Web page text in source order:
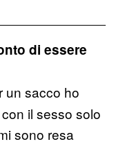
di essere
un sacco ho
il sesso solo
sono resa